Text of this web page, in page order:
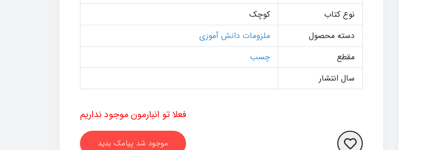
نوع کتاب
کوچک
دسته محصول
ملزومات دانش آموزی
مقطع
چسب
سال انتشار
فعلا تو انبارمون موجود نداریم
موجود شد پیامک بدید